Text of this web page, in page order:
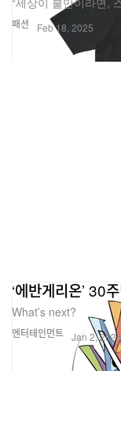
패션 Feb 18, 2025
엔터테인먼트
‘에반게리온’ 30
What’s next?
Jan 2, 2025